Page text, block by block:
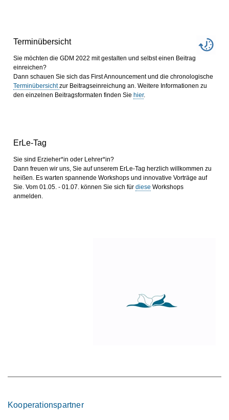
Terminübersicht
Sie möchten die GDM 2022 mit gestalten und selbst einen Beitrag
einreichen?
Dann schauen Sie sich das First Announcement und die chronologische
Terminübersichtzur Beitragseinreichung an. Weitere Informationen zu
den einzelnen Beitragsformaten finden Sie hier.
ErLe-Tag
Sie sind Erzieher*in oder Lehrer*in?
Dann freuen wir uns, Sie auf unserem ErLe-Tag herzlich willkommen zu
heißen. Es warten spannende Workshops und innovative Vorträge auf
Sie. Vom 01.05. - 01.07. können Sie sich für diese Workshops
anmelden.
Kooperationspartner